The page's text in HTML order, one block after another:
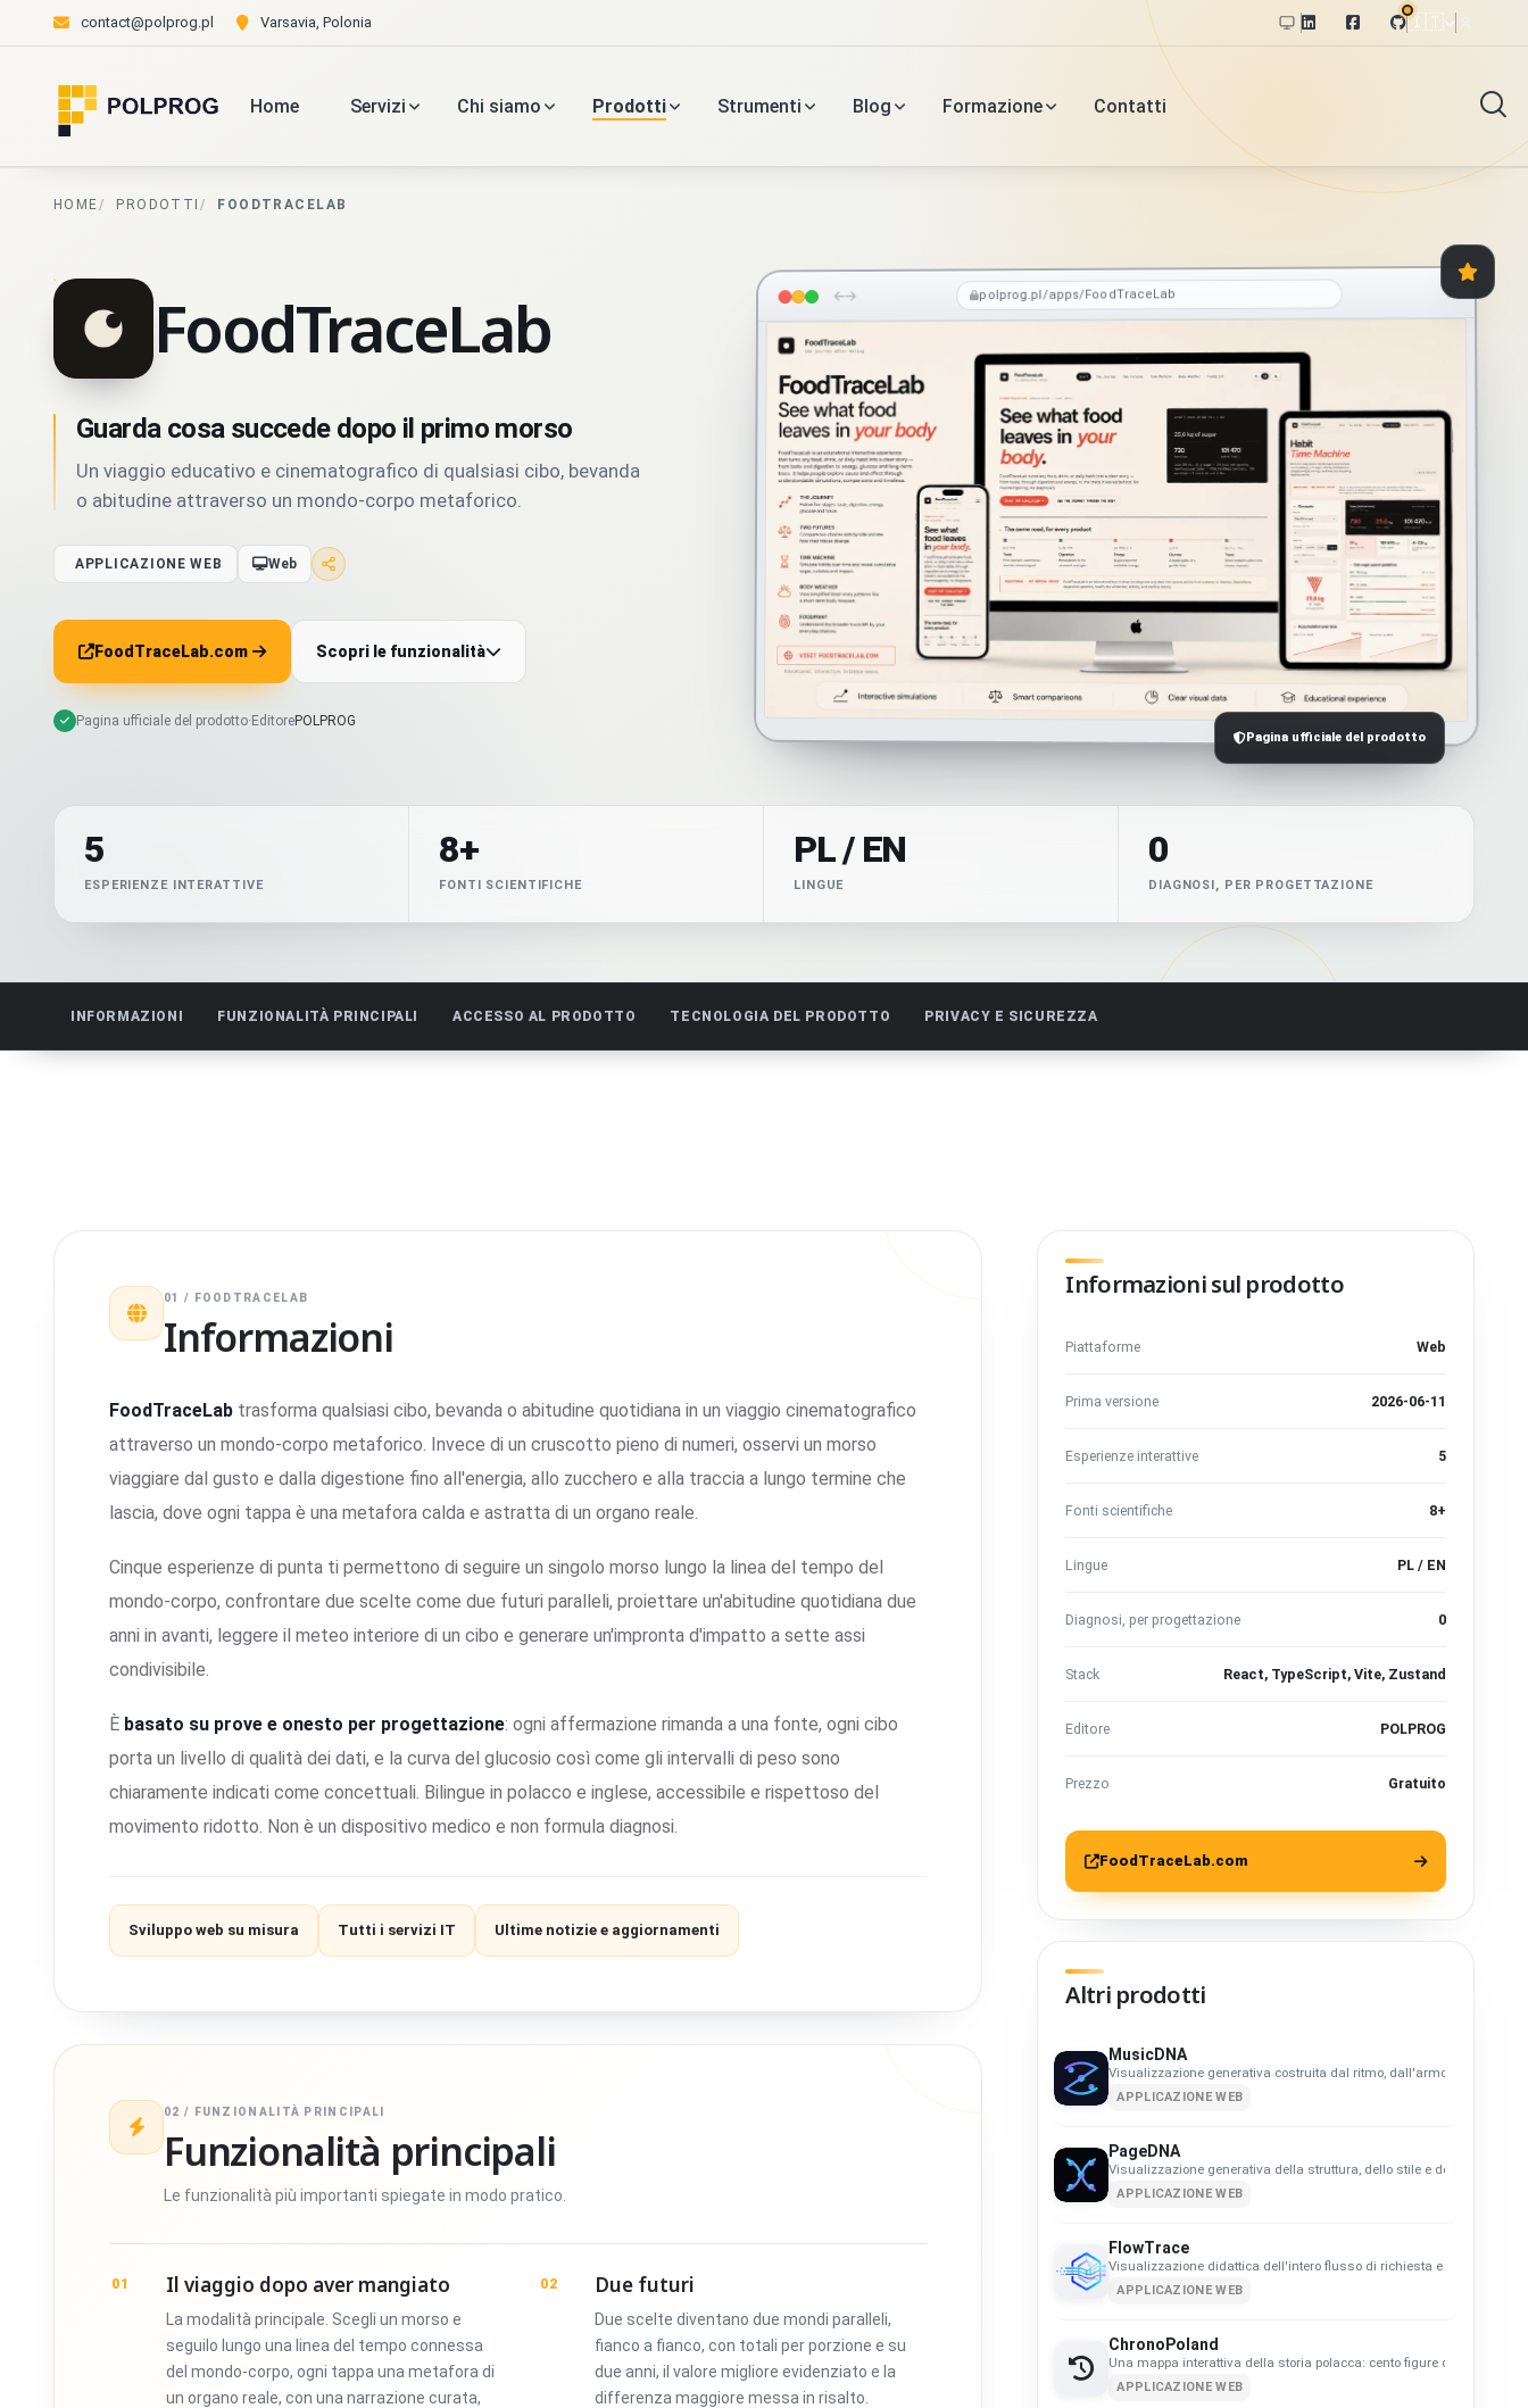
contact@polprog.pl Varsavia, Polonia 🇮🇹
Home Servizi Chi siamo Prodotti Strumenti Blog Formazione Contatti
HOME PRODOTTI FOODTRACELAB
FoodTraceLab
Guarda cosa succede dopo il primo morso
Un viaggio educativo e cinematografico di qualsiasi cibo, bevanda
o abitudine attraverso un mondo-corpo metaforico.
APPLICAZIONE WEB Web
FoodTraceLab.com Scopri le funzionalità
Pagina ufficiale del prodotto·EditorePOLPROG
polprog.pl/apps/FoodTraceLab
Pagina ufficiale del prodotto
5
ESPERIENZE INTERATTIVE
8+
FONTI SCIENTIFICHE
PL / EN
LINGUE
0
DIAGNOSI, PER PROGETTAZIONE
INFORMAZIONI FUNZIONALITÀ PRINCIPALI ACCESSO AL PRODOTTO TECNOLOGIA DEL PRODOTTO PRIVACY E SICUREZZA
01 / FOODTRACELAB
Informazioni
FoodTraceLab trasforma qualsiasi cibo, bevanda o abitudine quotidiana in un viaggio cinematografico
attraverso un mondo-corpo metaforico. Invece di un cruscotto pieno di numeri, osservi un morso
viaggiare dal gusto e dalla digestione fino all'energia, allo zucchero e alla traccia a lungo termine che
lascia, dove ogni tappa è una metafora calda e astratta di un organo reale.
Cinque esperienze di punta ti permettono di seguire un singolo morso lungo la linea del tempo del
mondo-corpo, confrontare due scelte come due futuri paralleli, proiettare un'abitudine quotidiana due
anni in avanti, leggere il meteo interiore di un cibo e generare un'impronta d'impatto a sette assi
condivisibile.
È basato su prove e onesto per progettazione: ogni affermazione rimanda a una fonte, ogni cibo
porta un livello di qualità dei dati, e la curva del glucosio così come gli intervalli di peso sono
chiaramente indicati come concettuali. Bilingue in polacco e inglese, accessibile e rispettoso del
movimento ridotto. Non è un dispositivo medico e non formula diagnosi.
Sviluppo web su misura Tutti i servizi IT Ultime notizie e aggiornamenti
02 / FUNZIONALITÀ PRINCIPALI
Funzionalità principali
Le funzionalità più importanti spiegate in modo pratico.
01 Il viaggio dopo aver mangiato
La modalità principale. Scegli un morso e
seguilo lungo una linea del tempo connessa
del mondo-corpo, ogni tappa una metafora di
un organo reale, con una narrazione curata,
02 Due futuri
Due scelte diventano due mondi paralleli,
fianco a fianco, con totali per porzione e su
due anni, il valore migliore evidenziato e la
differenza maggiore messa in risalto.
Informazioni sul prodotto
Piattaforme Web
Prima versione 2026-06-11
Esperienze interattive 5
Fonti scientifiche 8+
Lingue PL / EN
Diagnosi, per progettazione 0
Stack React, TypeScript, Vite, Zustand
Editore POLPROG
Prezzo Gratuito
FoodTraceLab.com
Altri prodotti
MusicDNA
Visualizzazione generativa costruita dal ritmo, dall'armonia e dalla
APPLICAZIONE WEB
PageDNA
Visualizzazione generativa della struttura, dello stile e del
APPLICAZIONE WEB
FlowTrace
Visualizzazione didattica dell'intero flusso di richiesta e rendering
APPLICAZIONE WEB
ChronoPoland
Una mappa interattiva della storia polacca: cento figure di spicco, per
APPLICAZIONE WEB